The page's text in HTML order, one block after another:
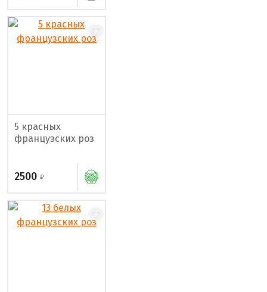
5 красных
французских роз
2500